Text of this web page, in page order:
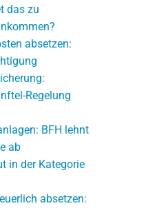
das zu
absetzen:
Regelung
BFH lehnt
ab
in der Kategorie
absetzen: